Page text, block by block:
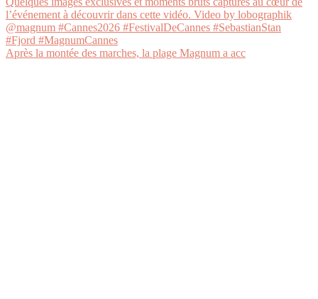
Après la montée des marches, la plage Magnum a acc